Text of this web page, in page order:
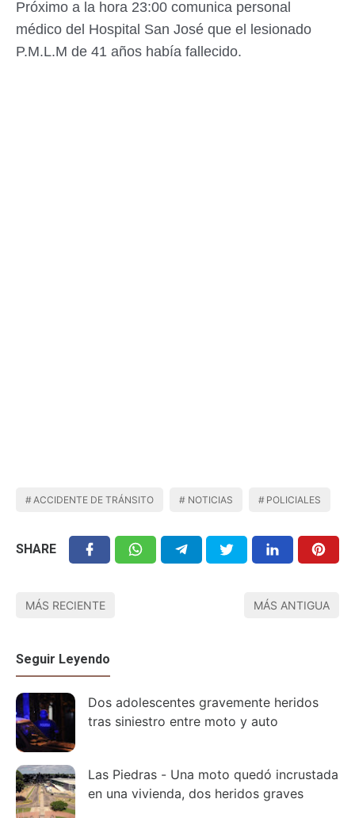
Próximo a la hora 23:00 comunica personal
médico del Hospital San José que el lesionado
P.M.L.M de 41 años había fallecido.
ACCIDENTE DE TRÁNSITO NOTICIAS POLICIALES
SHARE
MÁS RECIENTE MÁS ANTIGUA
Seguir Leyendo
Dos adolescentes gravemente heridos
tras siniestro entre moto y auto
Las Piedras - Una moto quedó incrustada
en una vivienda, dos heridos graves